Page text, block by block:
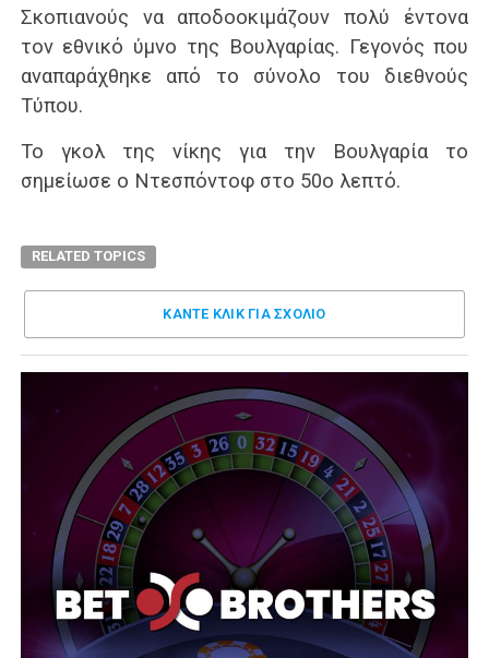
Σκοπιανούς να αποδοοκιμάζουν πολύ έντονα
τον εθνικό ύμνο της Βουλγαρίας. Γεγονός που
αναπαράχθηκε από το σύνολο του διεθνούς
Τύπου.
Το γκολ της νίκης για την Βουλγαρία το
σημείωσε ο Ντεσπόντοφ στο 50ο λεπτό.
RELATED TOPICS
ΚΑΝΤΕ ΚΛΊΚ ΓΙΑ ΣΧΌΛΙΟ